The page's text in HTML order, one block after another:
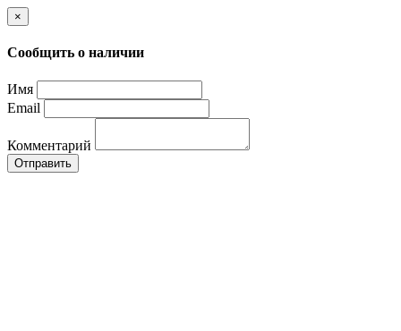
×
Сообщить о наличии
Имя
Email
Комментарий
Отправить